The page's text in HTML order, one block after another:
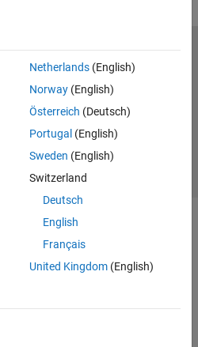
Netherlands(English)
Norway(English)
Österreich (Deutsch)
Portugal (English)
Sweden (English)
Switzerland
Deutsch
English
Français
United Kingdom(English)
Contacts locaux
Inc.